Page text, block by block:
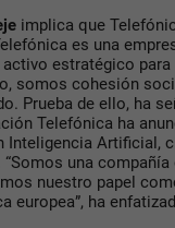
implica que
es una
estratégico
somos cohesión
Prueba de ello, ha
Telefónica ha
Inteligencia Artificial,
una
nuestro papel
europea”, ha